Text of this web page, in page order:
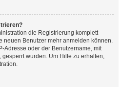
die Registrierung komplett
neuen Benutzer mehr anmelden können.
Adresse oder der Benutzername, mit
wurden. Um Hilfe zu erhalten,